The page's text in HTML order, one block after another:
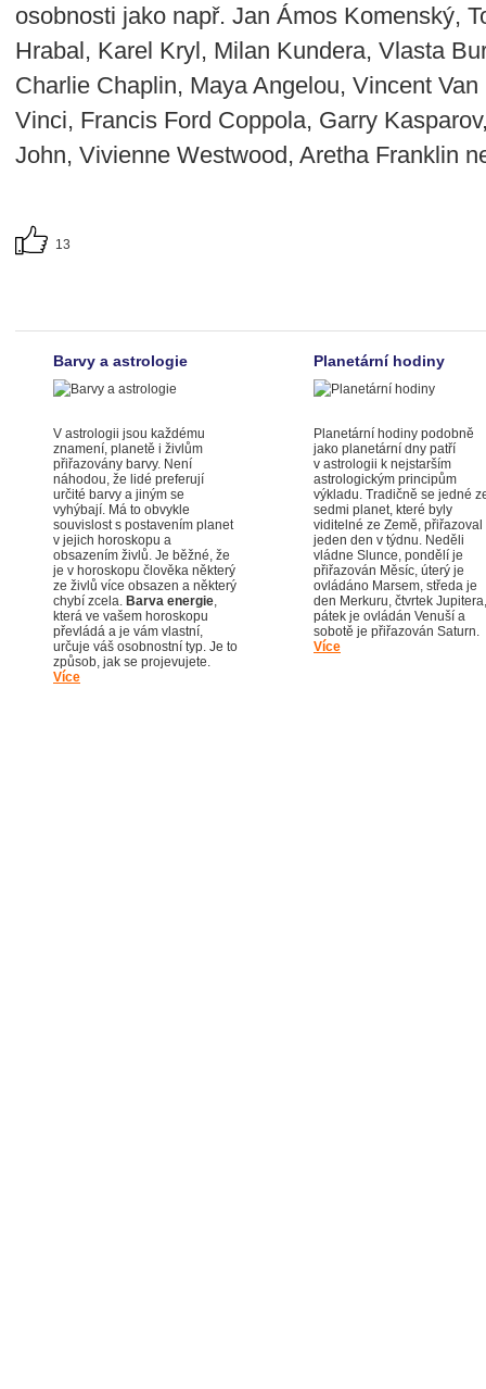
osobnosti jako např. Jan Ámos Komenský,
Hrabal, Karel Kryl, Milan Kundera, Vlasta
Charlie Chaplin, Maya Angelou, Vincent
Vinci, Francis Ford Coppola, Garry
John, Vivienne Westwood, Aretha Franklin
13
Barvy a astrologie
V astrologii jsou každému
znamení, planetě i živlům
přiřazovány barvy. Není
náhodou, že lidé preferují
určité barvy a jiným se
vyhýbají. Má to obvykle
souvislost s postavením planet
v jejich horoskopu a
obsazením živlů. Je běžné, že
je v horoskopu člověka některý
ze živlů více obsazen a některý
chybí zcela. Barva energie,
která ve vašem horoskopu
převládá a je vám vlastní,
určuje váš osobnostní typ. Je to
způsob, jak se projevujete.
Více
Planetární hodiny
Planetární hodiny podobně
jako planetární dny patří
v astrologii k nejstarším
astrologickým principům
výkladu. Tradičně se jedné
sedmi planet, které byly
viditelné ze Země, přiřazoval
jeden den v týdnu. Neděli
vládne Slunce, pondělí je
přiřazován Měsíc, úterý je
ovládáno Marsem, středa je
den Merkuru, čtvrtek Jupitera,
pátek je ovládán Venuší a
sobotě je přiřazován Saturn.
Více